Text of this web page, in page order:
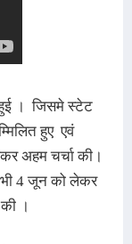
।  जिसमे स्टेट
हुए  एवं
भी 4 जून को लेकर
।